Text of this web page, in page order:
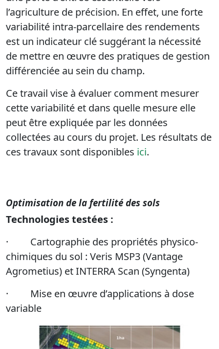
l’agriculture de précision. En effet, une forte
variabilité intra-parcellaire des rendements
est un indicateur clé suggérant la nécessité
de mettre en œuvre des pratiques de gestion
différenciée au sein du champ.
Ce travail vise à évaluer comment mesurer
cette variabilité et dans quelle mesure elle
peut être expliquée par les données
collectées au cours du projet. Les résultats de
ces travaux sont disponibles ici.
Optimisation de la fertilité des sols
Technologies testées :
· Cartographie des propriétés physico-
chimiques du sol : Veris MSP3 (Vantage
Agrometius) et INTERRA Scan (Syngenta)
· Mise en œuvre d’applications à dose
variable